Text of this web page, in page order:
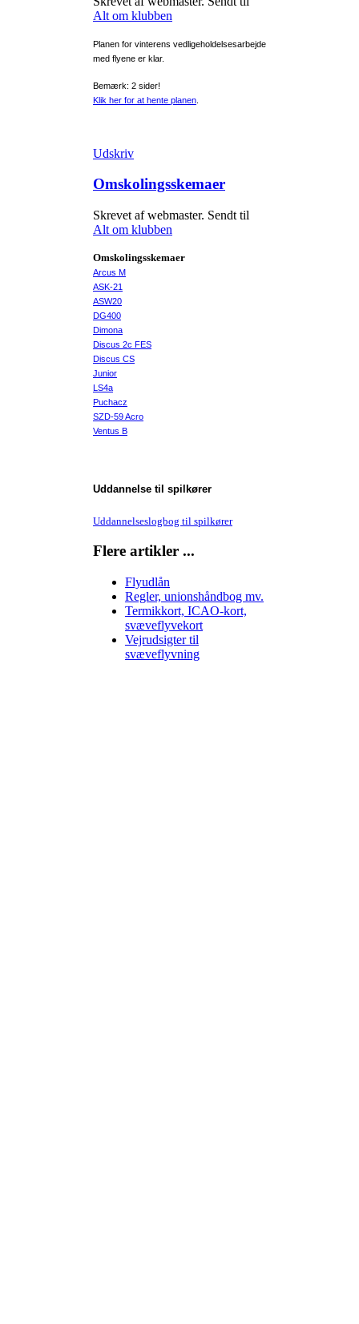
Alt om klubben
Planen for vinterens vedligeholdelsesarbejde
med flyene er klar.
Bemærk: 2 sider!
Klik her for at hente planen
Udskriv
Omskolingsskemaer
Skrevet af webmaster. Sendt til
Alt om klubben
Omskolingsskemaer
Arcus M
ASK-21
ASW20
DG400
Dimona
Discus 2c FES
Discus CS
Junior
LS4a
Puchacz
SZD-59 Acro
Ventus B
Uddannelse til spilkører
Uddannelseslogbog til spilkører
Flere artikler ...
Flyudlån
Regler, unionshåndbog mv.
Termikkort, ICAO-kort,
svæveflyvekort
Vejrudsigter til
svæveflyvning